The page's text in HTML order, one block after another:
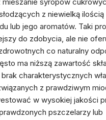
z niewielką ilością
lub jego aromatów. Taki
do zdobycia, ale nie
co naturalny
ma niższą zawartość
charakterystycznych
z prawdziwym
w wysokiej jakości
pszczelarzy lub